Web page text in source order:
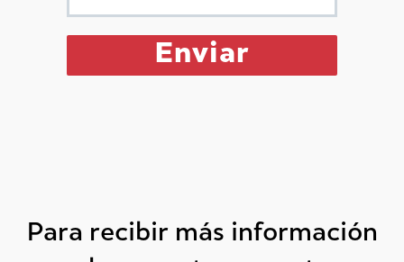
Para recibir más información